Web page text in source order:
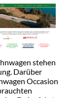
stehen
Darüber
Occasion